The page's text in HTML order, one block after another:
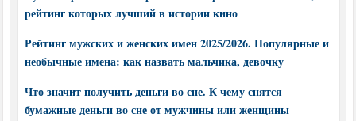
рейтинг которых лучший в истории кино
Рейтинг мужских и женских имен 2025/2026. Популярные и
необычные имена: как назвать мальчика, девочку
Что значит получить деньги во сне. К чему снятся
бумажные деньги во сне от мужчины или женщины